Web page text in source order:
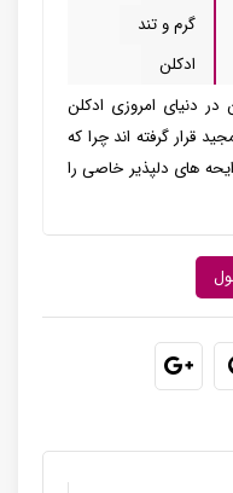
گرم و تند
ادکلن
در دنیای امروزی ادکلن
قرار گرفته اند چرا که
های دلپذیر خاصی را